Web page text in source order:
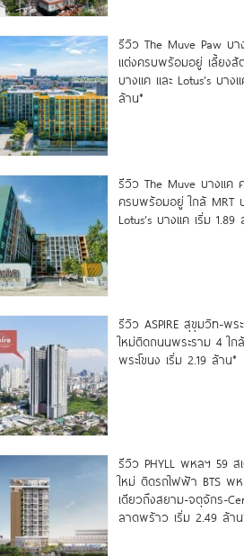
รีวิว The Muve Paw บา
แต่งครบพร้อมอยู่ เลี้ยงสั
บางแค และ Lotus’s บาง
ล้าน*
รีวิว The Muve บางแค ค
ครบพร้อมอยู่ ใกล้ MRT
Lotus’s บางแค เริ่ม 1.89
รีวิว ASPIRE สุขุมวิท-พร
ใหม่ติดถนนพระราม 4 ใก
พระโขนง เริ่ม 2.19 ล้าน*
รีวิว PHYLL พหลฯ 59 ส
ใหม่ ติดรถไฟฟ้า BTS พ
เดียวถึงสยาม-จตุจักร-
ลาดพร้าว เริ่ม 2.49 ล้า